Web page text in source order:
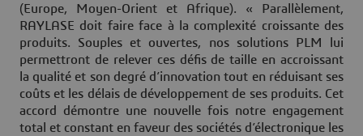
(Europe, Moyen-Orient et Afrique). « Parallèlement,
RAYLASE doit faire face à la complexité croissante des
produits. Souples et ouvertes, nos solutions PLM lui
permettront de relever ces défis de taille en accroissant
la qualité et son degré d’innovation tout en réduisant ses
coûts et les délais de développement de ses produits. Cet
accord démontre une nouvelle fois notre engagement
total et constant en faveur des sociétés d’électronique les